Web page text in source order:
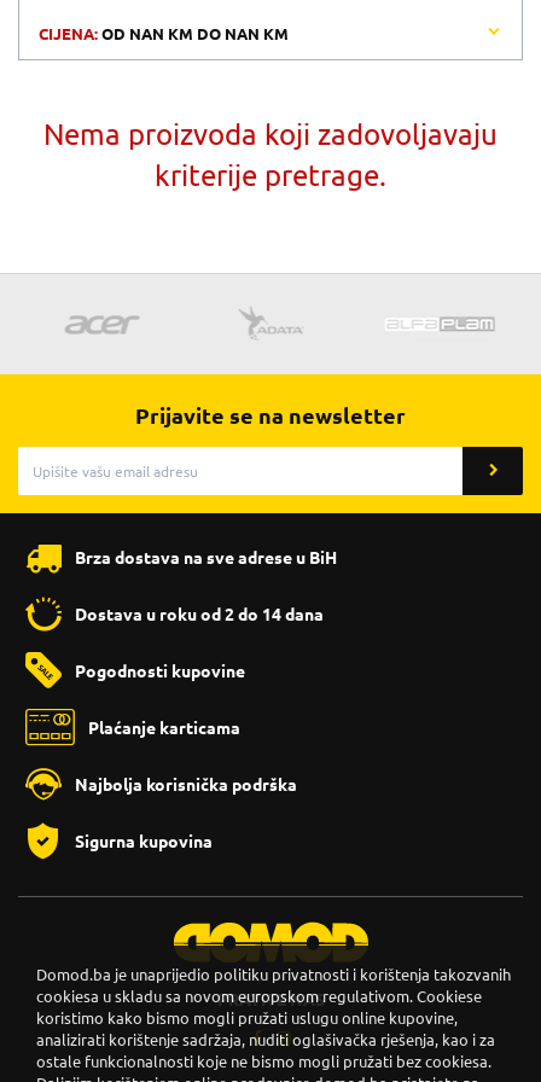
CIJENA:OD NAN KM DO NAN KM
Nema proizvoda koji zadovoljavaju
kriterije pretrage.
Prijavite se na newsletter
Brza dostava na sve adrese u BiH
Dostava u roku od 2 do 14 dana
Pogodnosti kupovine
Plaćanje karticama
Najbolja korisnička podrška
Sigurna kupovina
PRATITE NAS
Domod.ba je unaprijedio politiku privatnosti i korištenja takozvanih
cookiesa u skladu sa novom europskom regulativom. Cookiese
koristimo kako bismo mogli pružati uslugu online kupovine,
analizirati korištenje sadržaja, nuditi oglašivačka rješenja, kao i za
ostale funkcionalnosti koje ne bismo mogli pružati bez cookiesa.